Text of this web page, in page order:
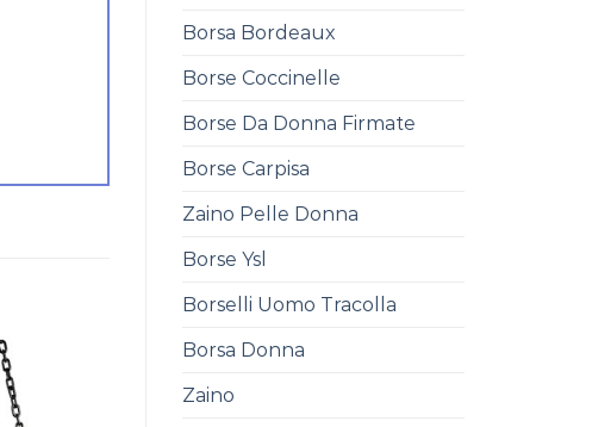
Borsa Bordeaux
Borse Coccinelle
Borse Da Donna Firmate
Borse Carpisa
Zaino Pelle Donna
Borse Ysl
Borselli Uomo Tracolla
Borsa Donna
Zaino